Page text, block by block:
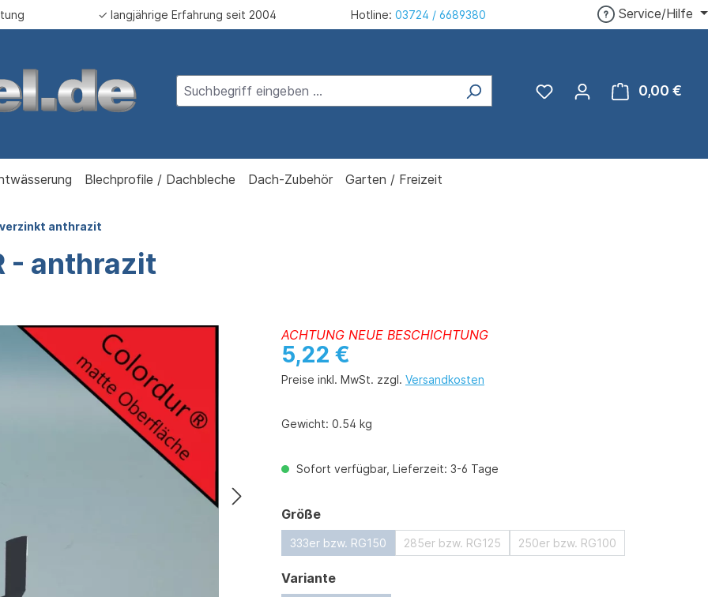
✓ langjährige Erfahrung seit 2004 Hotline:03724 / 6689380
0,00 €
Blechprofile / Dachbleche Dach-Zubehör Garten / Freizeit
verzinkt anthrazit
- anthrazit
ACHTUNG NEUE BESCHICHTUNG
5,22 €
Preise inkl. MwSt. zzgl. Versandkosten
Gewicht: 0.54 kg
Sofort verfügbar, Lieferzeit: 3-6 Tage
Größeauswählen
333er bzw. RG150 285er bzw. RG125 250er bzw. RG100
Varianteauswählen
Service/Hilfe